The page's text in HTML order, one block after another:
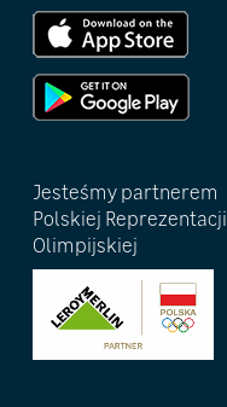
Jesteśmy partnerem
Polskiej Reprezentacji
Olimpijskiej